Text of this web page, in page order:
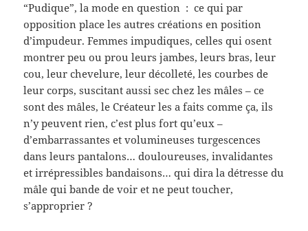
“Pudique”, la mode en question : ce qui par
opposition place les autres créations en position
d’impudeur. Femmes impudiques, celles qui osent
montrer peu ou prou leurs jambes, leurs bras, leur
cou, leur chevelure, leur décolleté, les courbes de
leur corps, suscitant aussi sec chez les mâles – ce
sont des mâles, le Créateur les a faits comme ça, ils
n’y peuvent rien, c’est plus fort qu’eux –
d’embarrassantes et volumineuses turgescences
dans leurs pantalons… douloureuses, invalidantes
et irrépressibles bandaisons… qui dira la détresse du
mâle qui bande de voir et ne peut toucher,
s’approprier ?